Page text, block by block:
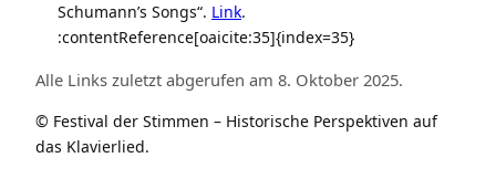
Schumann’s Songs“. Link.
:contentReference[oaicite:35]{index=35}
Alle Links zuletzt abgerufen am 8. Oktober 2025.
© Festival der Stimmen – Historische Perspektiven auf
das Klavierlied.